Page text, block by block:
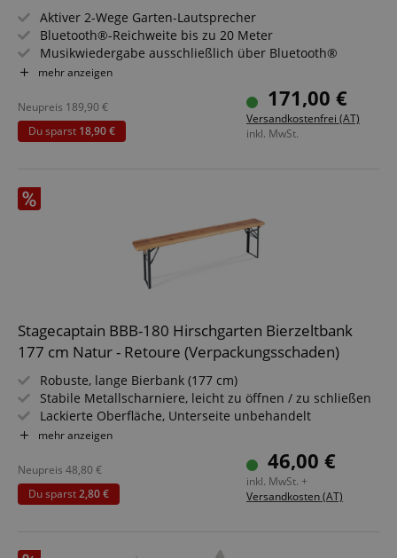
Aktiver 2-Wege Garten-Lautsprecher
Bluetooth®-Reichweite bis zu 20 Meter
Musikwiedergabe ausschließlich über Bluetooth®
möglich
Ideal für Garten, Restaurant, Spielplatz, Freizeitpark, etc.
360° Schallverteilung
Verstärkerleistung: 30/60/120 Watt
(RMS/Musikleistung/Peak)
mehr anzeigen
171,00 €
Versandkostenfrei (AT)
inkl. MwSt.
Neupreis 189,90 €
Du sparst 18,90 €
Stagecaptain BBB-180 Hirschgarten Bierzeltbank
177 cm Natur - Retoure (Verpackungsschaden)
Robuste, lange Bierbank (177 cm)
Stabile Metallscharniere, leicht zu öffnen / zu schließen
Lackierte Oberfläche, Unterseite unbehandelt
Einfach zusammenklappbar, daher einfach zu verstauen
Dunkelgrün lackierte Stahlgestelle
Sitzfläche aus Holz
mehr anzeigen
46,00 €
inkl. MwSt. +
Versandkosten (AT)
Neupreis 48,80 €
Du sparst2,80 €